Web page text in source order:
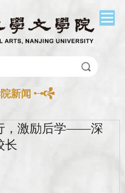
新闻
，激励后学——深
长